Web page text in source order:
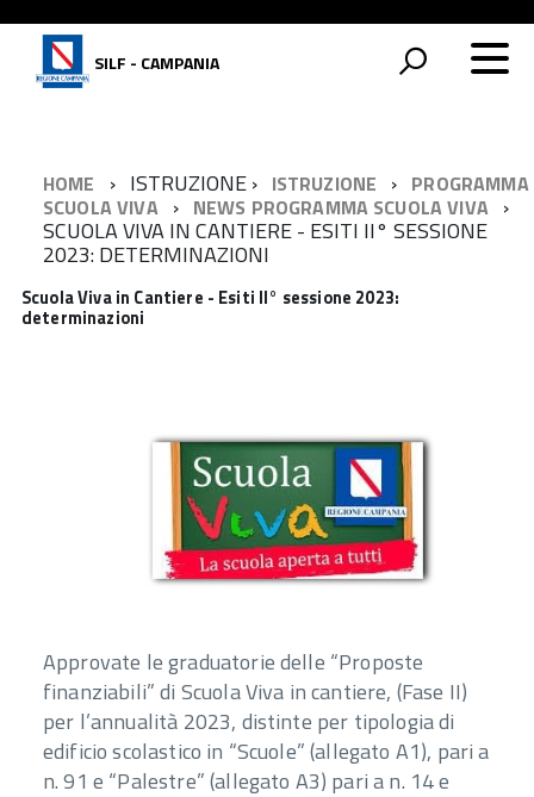
SILF - CAMPANIA
HOME ISTRUZIONE ISTRUZIONE
PROGRAMMA
SCUOLA VIVA
NEWS PROGRAMMA SCUOLA VIVA
SCUOLA VIVA IN CANTIERE - ESITI II° SESSIONE
2023: DETERMINAZIONI
Scuola Viva in Cantiere - Esiti II° sessione 2023:
determinazioni
Approvate le graduatorie delle “Proposte
finanziabili” di Scuola Viva in cantiere, (Fase II)
per l’annualità 2023, distinte per tipologia di
edificio scolastico in “Scuole” (allegato A1), pari a
n. 91 e “Palestre” (allegato A3) pari a n. 14 e